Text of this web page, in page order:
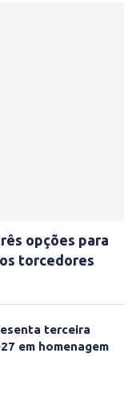
opções para
torcedores
terceira
em homenagem